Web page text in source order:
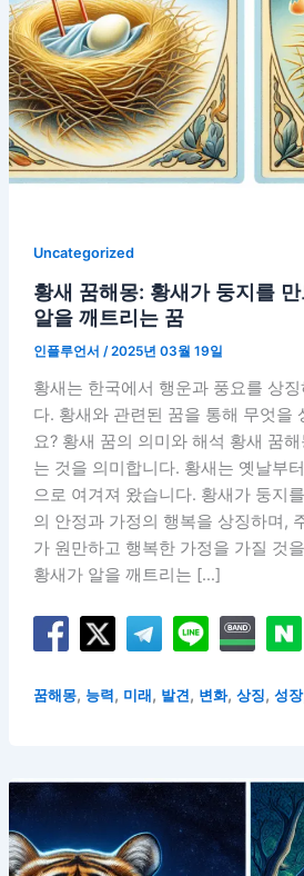
Uncategorized
황새 꿈해몽: 황새가 둥지를
알을 깨트리는 꿈
인플루언서 /2025년 03월 19일
황새는 한국에서 행운과 풍요를 상
다. 황새와 관련된 꿈을 통해 무엇을
요? 황새 꿈의 의미와 해석 황새 꿈
는 것을 의미합니다. 황새는 옛날부
으로 여겨져 왔습니다. 황새가 둥지
의 안정과 가정의 행복을 상징하며,
가 원만하고 행복한 가정을 가질 것
황새가 알을 깨트리는 […]
꿈해몽, 능력 , 미래 , 발견, 변화, 상징, 성장